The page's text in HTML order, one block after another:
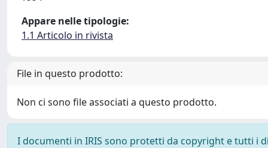
Appare nelle tipologie:
1.1 Articolo in rivista
File in questo prodotto:
Non ci sono file associati a questo prodotto.
I documenti in IRIS sono protetti da copyright e tutti i